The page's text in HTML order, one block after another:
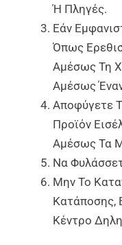
Ή Πληγές.
Εάν
Όπως
Αμέσως Τη
Αμέσως
Αποφύγετε
Προϊόν
Αμέσως Τα
Να
Μην Το
Κατάποσης,
Κέντρο